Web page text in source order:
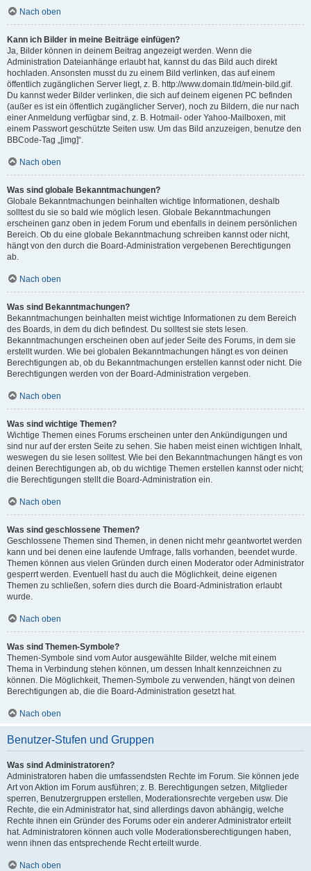
Nach oben
Kann ich Bilder in meine Beiträge einfügen?
Ja, Bilder können in deinem Beitrag angezeigt werden. Wenn die
Administration Dateianhänge erlaubt hat, kannst du das Bild auch direkt
hochladen. Ansonsten musst du zu einem Bild verlinken, das auf einem
öffentlich zugänglichen Server liegt, z. B. http://www.domain.tld/mein-bild.gif.
Du kannst weder Bilder verlinken, die sich auf deinem eigenen PC befinden
(außer es ist ein öffentlich zugänglicher Server), noch zu Bildern, die nur nach
einer Anmeldung verfügbar sind, z. B. Hotmail- oder Yahoo-Mailboxen, mit
einem Passwort geschützte Seiten usw. Um das Bild anzuzeigen, benutze den
BBCode-Tag „[img]“.
Nach oben
Was sind globale Bekanntmachungen?
Globale Bekanntmachungen beinhalten wichtige Informationen, deshalb
solltest du sie so bald wie möglich lesen. Globale Bekanntmachungen
erscheinen ganz oben in jedem Forum und ebenfalls in deinem persönlichen
Bereich. Ob du eine globale Bekanntmachung schreiben kannst oder nicht,
hängt von den durch die Board-Administration vergebenen Berechtigungen
ab.
Nach oben
Was sind Bekanntmachungen?
Bekanntmachungen beinhalten meist wichtige Informationen zu dem Bereich
des Boards, in dem du dich befindest. Du solltest sie stets lesen.
Bekanntmachungen erscheinen oben auf jeder Seite des Forums, in dem sie
erstellt wurden. Wie bei globalen Bekanntmachungen hängt es von deinen
Berechtigungen ab, ob du Bekanntmachungen erstellen kannst oder nicht. Die
Berechtigungen werden von der Board-Administration vergeben.
Nach oben
Was sind wichtige Themen?
Wichtige Themen eines Forums erscheinen unter den Ankündigungen und
sind nur auf der ersten Seite zu sehen. Sie haben meist einen wichtigen Inhalt,
weswegen du sie lesen solltest. Wie bei den Bekanntmachungen hängt es von
deinen Berechtigungen ab, ob du wichtige Themen erstellen kannst oder nicht;
die Berechtigungen stellt die Board-Administration ein.
Nach oben
Was sind geschlossene Themen?
Geschlossene Themen sind Themen, in denen nicht mehr geantwortet werden
kann und bei denen eine laufende Umfrage, falls vorhanden, beendet wurde.
Themen können aus vielen Gründen durch einen Moderator oder Administrator
gesperrt werden. Eventuell hast du auch die Möglichkeit, deine eigenen
Themen zu schließen, sofern dies durch die Board-Administration erlaubt
wurde.
Nach oben
Was sind Themen-Symbole?
Themen-Symbole sind vom Autor ausgewählte Bilder, welche mit einem
Thema in Verbindung stehen können, um dessen Inhalt kennzeichnen zu
können. Die Möglichkeit, Themen-Symbole zu verwenden, hängt von deinen
Berechtigungen ab, die die Board-Administration gesetzt hat.
Nach oben
Benutzer-Stufen und Gruppen
Was sind Administratoren?
Administratoren haben die umfassendsten Rechte im Forum. Sie können jede
Art von Aktion im Forum ausführen; z. B. Berechtigungen setzen, Mitglieder
sperren, Benutzergruppen erstellen, Moderationsrechte vergeben usw. Die
Rechte, die ein Administrator hat, sind allerdings davon abhängig, welche
Rechte ihnen ein Gründer des Forums oder ein anderer Administrator erteilt
hat. Administratoren können auch volle Moderationsberechtigungen haben,
wenn ihnen das entsprechende Recht erteilt wurde.
Nach oben